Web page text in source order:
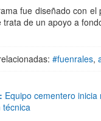
fue diseñado con
trata de un apoyo a
#fuenrales,
Equipo cementero
técnica